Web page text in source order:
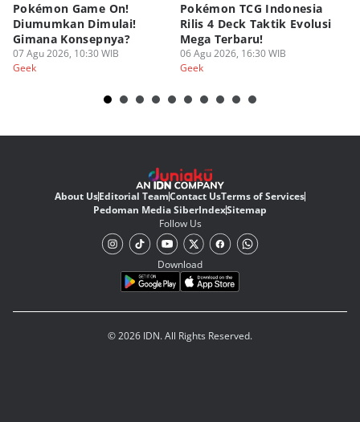
Pokémon Game On!
Diumumkan Dimulai!
Gimana Konsepnya?
07 Agu 2026, 10:30 WIB
Geek
Pokémon TCG Indonesia
Rilis 4 Deck Taktik Evolusi
Mega Terbaru!
06 Agu 2026, 16:30 WIB
Geek
About UsEditorial TeamContact UsTerms of Services
Pedoman Media SiberIndexSitemap
Follow Us
Download
© 2026 IDN. All Rights Reserved.